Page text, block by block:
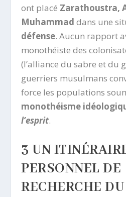
ont placé Zarathoustra,
Muhammad dans une
défense. Aucun rapport
monothéiste des
(l’alliance du sabre et du
guerriers musulmans
force les populations
monothéisme
l’esprit.
3UN
PERSONNEL DE
RECHERCHE